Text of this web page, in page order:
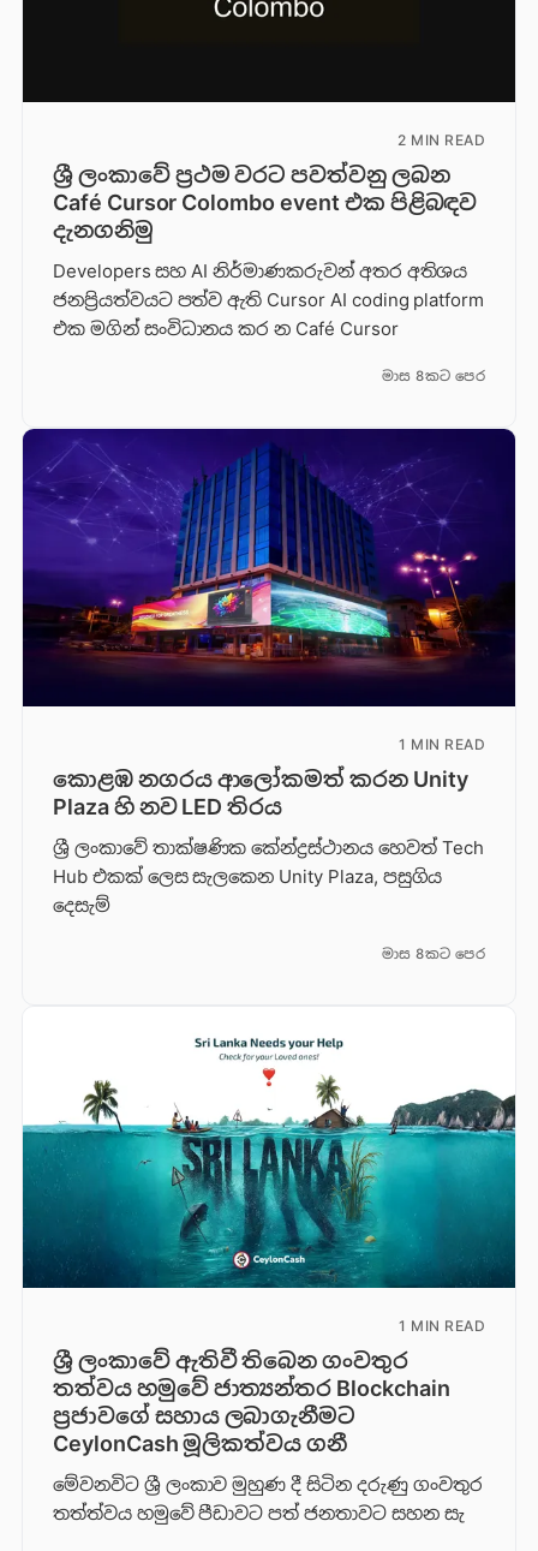
2 MIN READ
ශ්‍රී ලංකාවේ ප්‍රථම වරට පවත්වනු ලබන
Café Cursor Colombo event එක පිළිබඳව
දැනගනිමු
Developers සහ AI නිර්මාණකරුවන් අතර අතිශය
ජනප්‍රියත්වයට පත්ව ඇති Cursor AI coding platform
එක මගින් සංවිධානය කර න Café Cursor
මාස 8කට පෙර
1 MIN READ
කොළඹ නගරය ආලෝකමත් කරන Unity
Plaza හි නව LED තිරය
ශ්‍රී ලංකාවේ තාක්ෂණික කේන්ද්‍රස්ථානය හෙවත් Tech
Hub එකක් ලෙස සැලකෙන Unity Plaza, පසුගිය
දෙසැම්
මාස 8කට පෙර
1 MIN READ
ශ්‍රී ලංකාවේ ඇතිවී තිබෙන ගංවතුර
තත්වය හමුවේ ජාත්‍යන්තර Blockchain
ප්‍රජාවගේ සහාය ලබාගැනීමට
CeylonCash මූලිකත්වය ග​නී
මේවනවිට ශ්‍රී ලංකාව මුහුණ දී සිටින දරුණු ගංවතුර
තත්ත්වය හමුවේ පීඩාවට පත් ජනතාවට සහන සැ